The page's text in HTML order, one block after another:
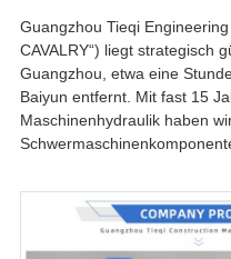
Guangzhou Tieqi
CAVALRY“) liegt strategisch
Guangzhou, etwa eine
Baiyun entfernt. Mit fast 15
Maschinenhydraulik haben